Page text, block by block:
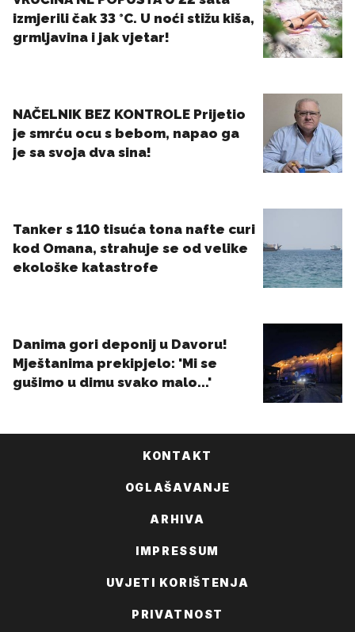
KONTAKT
OGLAŠAVANJE
ARHIVA
IMPRESSUM
UVJETI KORIŠTENJA
PRIVATNOST